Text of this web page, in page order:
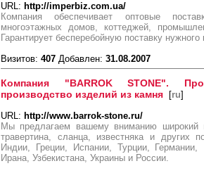
URL: http://imperbiz.com.ua/
Компания обеспечивает оптовые
многоэтажных домов, коттеджей,
Гарантирует бесперебойную поставку нужного
Визитов: 407 Добавлен: 31.08.2007
Компания "BARROK STONE".
производство изделий из камня [ru]
URL: http://www.barrok-stone.ru/
Мы предлагаем вашему вниманию широкий
травертина, сланца, известняка и других
Индии, Греции, Испании, Турции, Германии,
Ирана, Узбекистана, Украины и России.